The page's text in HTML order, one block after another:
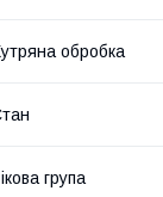
обробка
група